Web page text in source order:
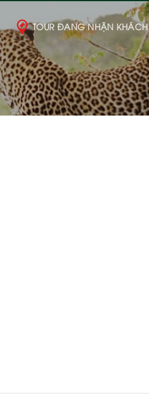
TOUR ĐANG NHẬN KHÁCH